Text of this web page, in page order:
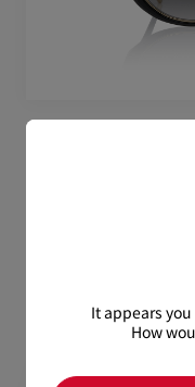
アイウェア - アセテート -
It appears
How